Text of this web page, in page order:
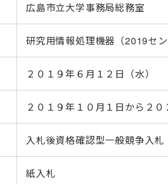
広島市立大学事務局総務室
研究用情報処理機器（2019セ
２０１９年６月１２日（水）
２０１９年１０月１日から２
入札後資格確認型一般競争入札
紙入札